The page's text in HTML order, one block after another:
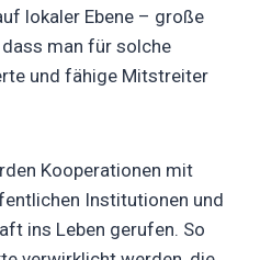
lokaler Ebene – große
man für solche
und fähige Mitstreiter
Kooperationen mit
Institutionen und
ins Leben gerufen. So